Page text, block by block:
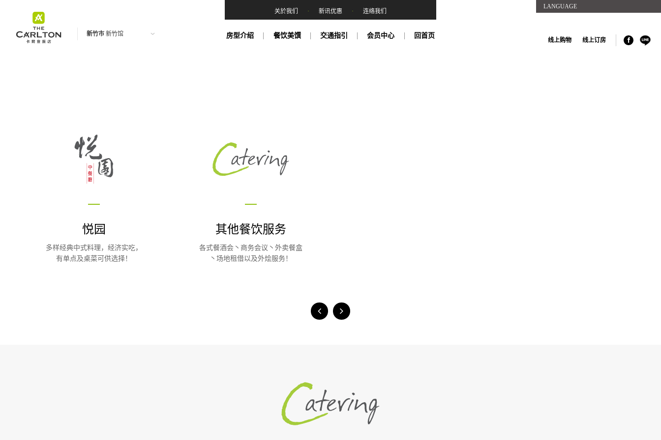
新竹市 新竹馆
关於我们 · 新讯优惠 · 连络我们
房型介绍 餐饮美馔 交通指引 会员中心 回首页
LANGUAGE
线上购物 线上订房
悦园
多样经典中式料理，经济实吃，
有单点及桌菜可供选择！
其他餐饮服务
各式餐酒会丶商务会议丶外卖餐盒
丶场地租借以及外烩服务！